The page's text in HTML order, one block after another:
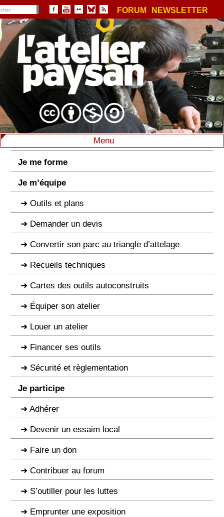
FORUM NEWSLETTER
Menu
Je me forme
Je m’équipe
Outils et plans
Demander un devis
Convertir son parc au triangle d’attelage
Recueils techniques
Cartes des outils autoconstruits
Équiper son atelier
Louer un atelier
Financer ses outils
Sécurité et règlementation
Je participe
Adhérer
Devenir un essaim local
Faire un don
Contribuer au forum
S’outiller pour les luttes
Emprunter une exposition